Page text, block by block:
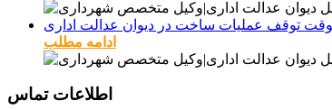
توقف عملیات ساخت در دیوان عدالت اداری
ادامه مطلب
اطلاعات تماس